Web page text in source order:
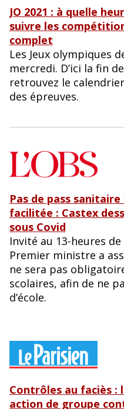
JO 2021 : à quelle
suivre les
complet
Les Jeux olympiques
mercredi. D’ici la fin
retrouvez le
des épreuves.
Pas de pass
facilitée : Castex
sous Covid
Invité au 13-heures
Premier ministre a
ne sera pas
scolaires, afin de ne
d’école.
Contrôles au faciès :
action de groupe